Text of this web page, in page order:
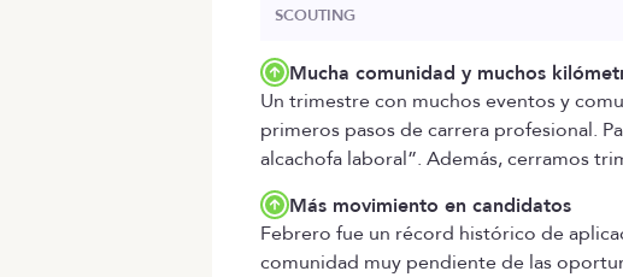
SCOUTING
Mucha comunidad y muchos
Un trimestre con muchos eventos y
primeros pasos de carrera profesional.
alcachofa laboral”. Además, cerramos
Más movimiento en candidatos
Febrero fue un récord histórico de
comunidad muy pendiente de las